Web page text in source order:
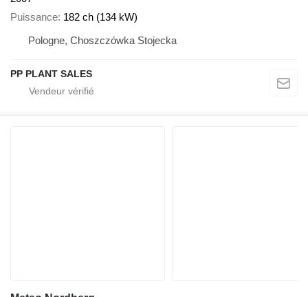
Puissance 182 ch (134 kW)
Pologne, Choszczówka Stojecka
PP PLANT SALES